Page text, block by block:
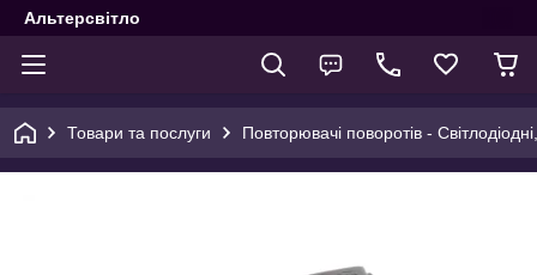
Альтерсвітло
Товари та послуги Повторювачі поворотів -